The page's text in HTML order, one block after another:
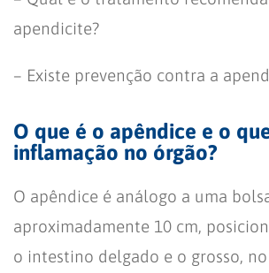
apendicite?
– Existe prevenção contra a
O que é o apêndice e o
inflamação no órgão?
O apêndice é análogo a uma
aproximadamente 10 cm,
o intestino delgado e o grosso,